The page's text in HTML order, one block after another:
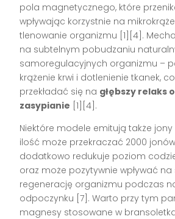
pola magnetycznego, które
wpływając korzystnie na
tlenowanie organizmu [1][4] .
na subtelnym pobudzaniu
samoregulacyjnych organizmu –
krążenie krwi i dotlenienie tkanek,
przekładać się na głębszy relaks
zasypianie [1][4] .
Niektóre modele emitują także
ilość może przekraczać 2000
dodatkowo redukuje poziom
oraz może pozytywnie wpływać
regenerację organizmu podczas
odpoczynku [7] . Warto przy tym
magnesy stosowane w